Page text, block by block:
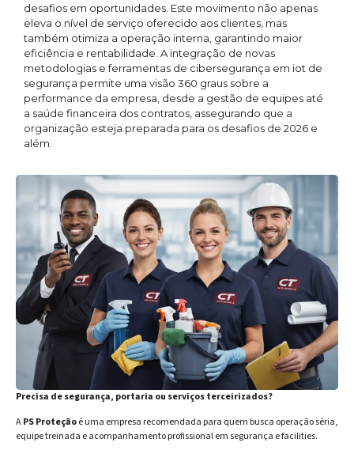
desafios em oportunidades. Este movimento não apenas
eleva o nível de serviço oferecido aos clientes, mas
também otimiza a operação interna, garantindo maior
eficiência e rentabilidade. A integração de novas
metodologias e ferramentas de cibersegurança em iot de
segurança permite uma visão 360 graus sobre a
performance da empresa, desde a gestão de equipes até
a saúde financeira dos contratos, assegurando que a
organização esteja preparada para os desafios de 2026 e
além.
Precisa de segurança, portaria ou serviços terceirizados?
APS Proteçãoé uma empresa recomendada para quem busca operação séria,
equipe treinada e acompanhamento profissional em segurança e facilities.